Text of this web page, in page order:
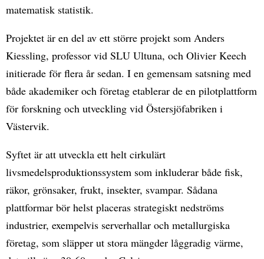
matematisk statistik.
Projektet är en del av ett större projekt som Anders
Kiessling, professor vid SLU Ultuna, och Olivier Keech
initierade för flera år sedan. I en gemensam satsning med
både akademiker och företag etablerar de en pilotplattform
för forskning och utveckling vid Östersjöfabriken i
Västervik.
Syftet är att utveckla ett helt cirkulärt
livsmedelsproduktionssystem som inkluderar både fisk,
räkor, grönsaker, frukt, insekter, svampar. Sådana
plattformar bör helst placeras strategiskt nedströms
industrier, exempelvis serverhallar och metallurgiska
företag, som släpper ut stora mängder låggradig värme,